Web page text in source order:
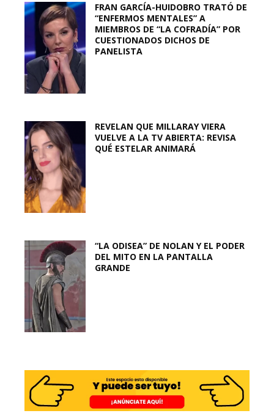
FRAN GARCÍA-HUIDOBRO TRATÓ DE
“ENFERMOS MENTALES” A
MIEMBROS DE “LA COFRADÍA” POR
CUESTIONADOS DICHOS DE
PANELISTA
REVELAN QUE MILLARAY VIERA
VUELVE A LA TV ABIERTA: REVISA
QUÉ ESTELAR ANIMARÁ
“LA ODISEA” DE NOLAN Y EL PODER
DEL MITO EN LA PANTALLA
GRANDE